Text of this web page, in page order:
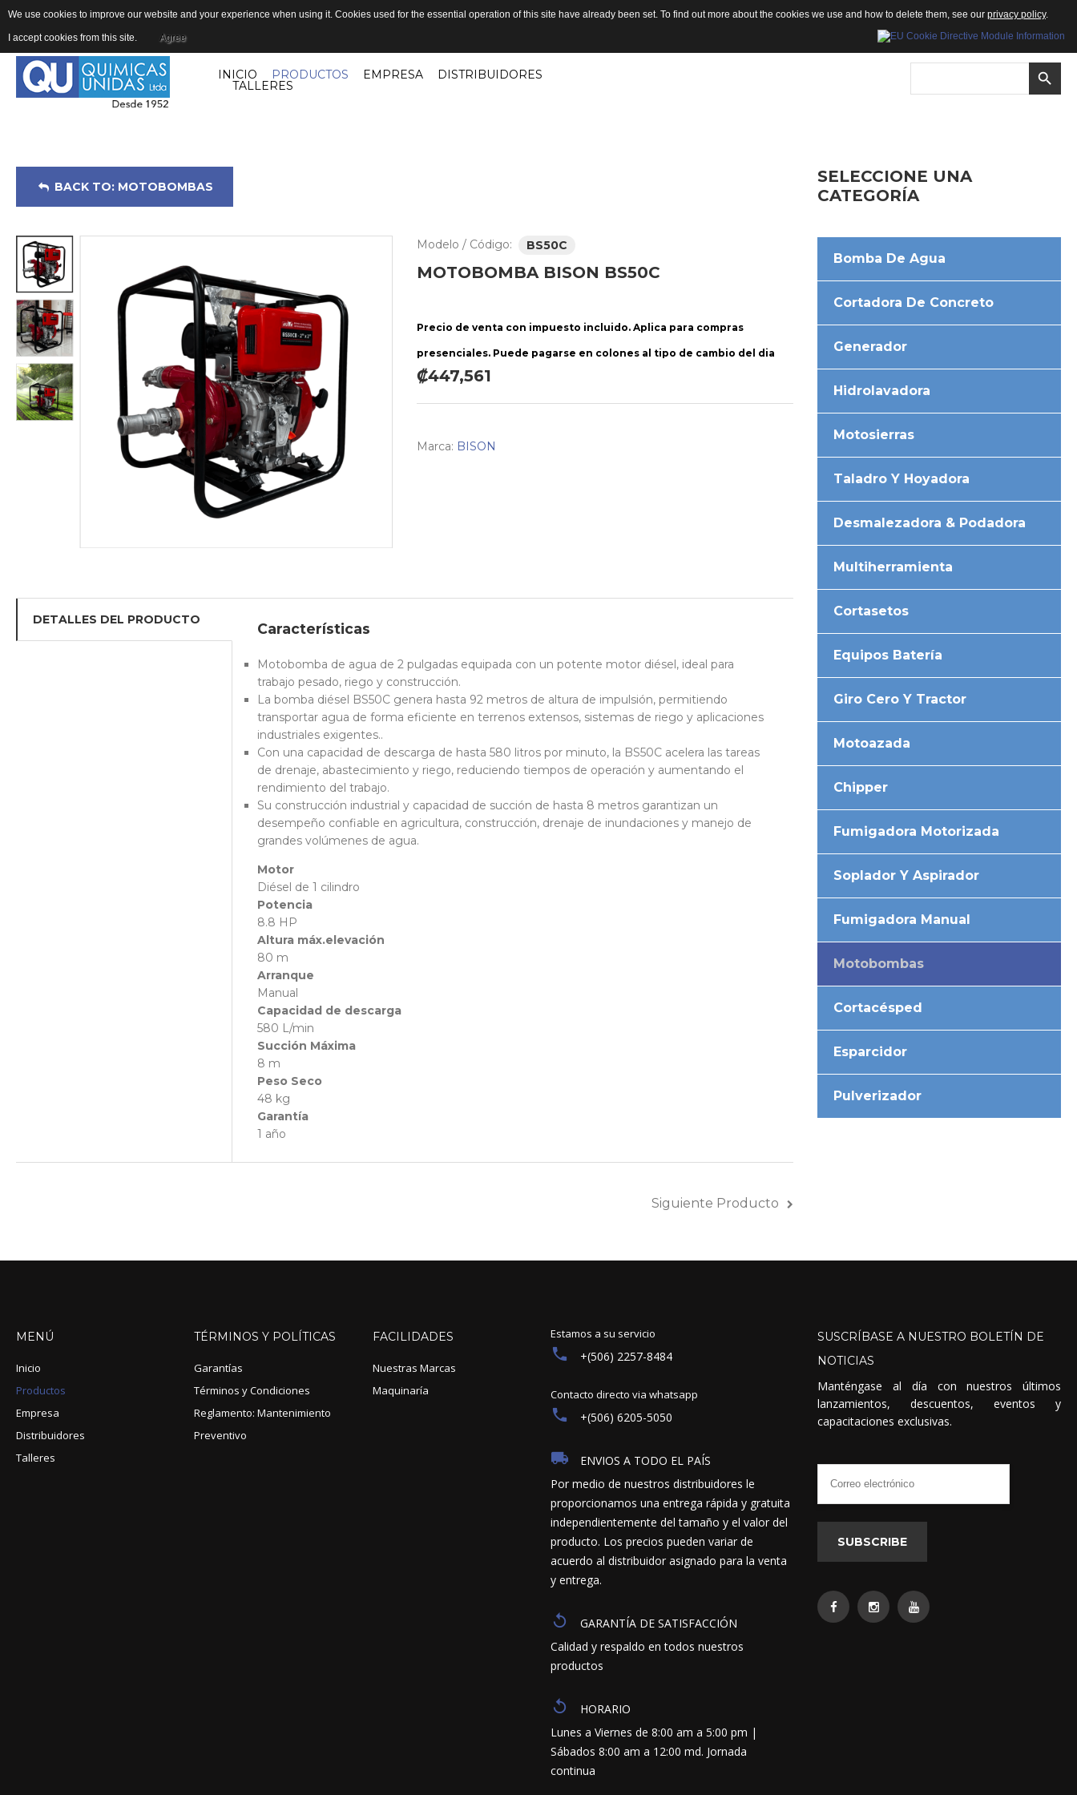
INICIO PRODUCTOS EMPRESA DISTRIBUIDORES
TALLERES
BACK TO: MOTOBOMBAS
Modelo / Código: BS50C
MOTOBOMBA BISON BS50C
Precio de venta con impuesto incluido. Aplica para compras
presenciales. Puede pagarse en colones al tipo de cambio del dia
₡447,561
Marca: BISON
DETALLES DEL PRODUCTO
Características
Motobomba de agua de 2 pulgadas equipada con un potente motor diésel, ideal para
trabajo pesado, riego y construcción.
La bomba diésel BS50C genera hasta 92 metros de altura de impulsión, permitiendo
transportar agua de forma eficiente en terrenos extensos, sistemas de riego y aplicaciones
industriales exigentes..
Con una capacidad de descarga de hasta 580 litros por minuto, la BS50C acelera las tareas
de drenaje, abastecimiento y riego, reduciendo tiempos de operación y aumentando el
rendimiento del trabajo.
Su construcción industrial y capacidad de succión de hasta 8 metros garantizan un
desempeño confiable en agricultura, construcción, drenaje de inundaciones y manejo de
grandes volúmenes de agua.
Motor
Diésel de 1 cilindro
Potencia
8.8 HP
Altura máx.elevación
80 m
Arranque
Manual
Capacidad de descarga
580 L/min
Succión Máxima
8 m
Peso Seco
48 kg
Garantía
1 año
Siguiente Producto
SELECCIONE UNA
CATEGORÍA
Bomba De Agua
Cortadora De Concreto
Generador
Hidrolavadora
Motosierras
Taladro Y Hoyadora
Desmalezadora & Podadora
Multiherramienta
Cortasetos
Equipos Batería
Giro Cero Y Tractor
Motoazada
Chipper
Fumigadora Motorizada
Soplador Y Aspirador
Fumigadora Manual
Motobombas
Cortacésped
Esparcidor
Pulverizador
MENÚ
Inicio
Productos
Empresa
Distribuidores
Talleres
TÉRMINOS Y POLÍTICAS
Garantías
Términos y Condiciones
Reglamento: Mantenimiento
Preventivo
FACILIDADES
Nuestras Marcas
Maquinaría
Estamos a su servicio
+(506) 2257-8484
Contacto directo via whatsapp
+(506) 6205-5050
ENVIOS A TODO EL PAÍS
Por medio de nuestros distribuidores le
proporcionamos una entrega rápida y gratuita
independientemente del tamaño y el valor del
producto. Los precios pueden variar de
acuerdo al distribuidor asignado para la venta
y entrega.
GARANTÍA DE SATISFACCIÓN
Calidad y respaldo en todos nuestros
productos
HORARIO
Lunes a Viernes de 8:00 am a 5:00 pm |
Sábados 8:00 am a 12:00 md. Jornada
continua
SUSCRÍBASE A NUESTRO BOLETÍN DE
NOTICIAS
Manténgase al día con nuestros últimos
lanzamientos, descuentos, eventos y
capacitaciones exclusivas.
SUBSCRIBE
We use cookies to improve our website and your experience when using it. Cookies used for the essential operation of this site have already been set. To find out more about the cookies we use and how to delete them, see our privacy policy.
I accept cookies from this site. Agree